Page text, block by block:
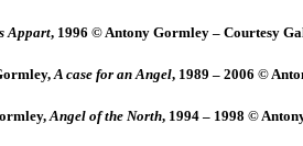
Appart, 1996 © Antony Gormley – Courtesy
A case for an Angel, 1989 – 2006 ©
Angel of the North, 1994 – 1998 ©